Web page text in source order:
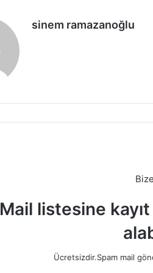
sinem ramazanoğlu
Mail listesine
Ücretsizdir.Spam mail